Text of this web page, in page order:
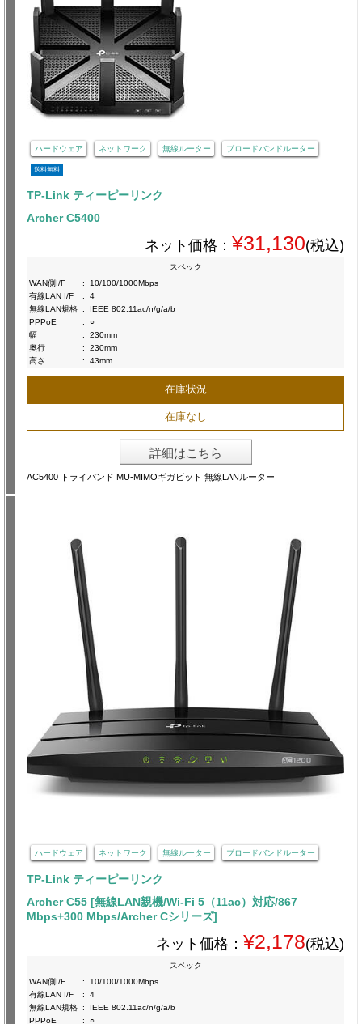
ハードウェア ネットワーク 無線ルーター ブロードバンドルーター
送料無料
TP-Link ティーピーリンク
Archer C5400
ネット価格： ¥31,130(税込)
スペック
WAN側I/F
:
10/100/1000Mbps
有線LAN I/F
:
4
無線LAN規格 :
IEEE 802.11ac/n/g/a/b
PPPoE
:
○
幅
:
230mm
奥行
:
230mm
高さ
: 43mm
在庫状況
在庫なし
詳細はこちら
AC5400 トライバンド MU-MIMOギガビット 無線LANルーター
ハードウェア ネットワーク 無線ルーター ブロードバンドルーター
TP-Link ティーピーリンク
Archer C55 [無線LAN親機/Wi-Fi 5（11ac）対応/867
Mbps+300 Mbps/Archer Cシリーズ]
ネット価格： ¥2,178(税込)
スペック
WAN側I/F
:
10/100/1000Mbps
有線LAN I/F
:
4
無線LAN規格 :
IEEE 802.11ac/n/g/a/b
PPPoE
: ○